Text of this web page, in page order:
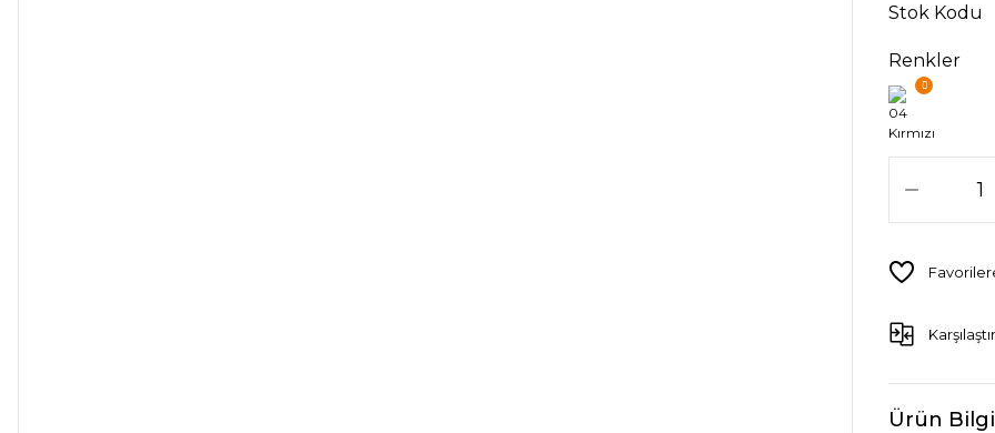
Stok Kodu
Renkler
Karşılaştır
Ürün